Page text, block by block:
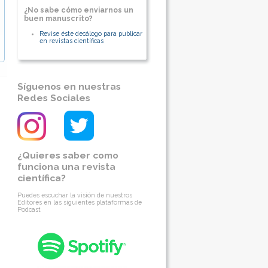
¿No sabe cómo enviarnos un
buen manuscrito?
Revise éste decálogo para publicar
en revistas científicas
Síguenos en nuestras
Redes Sociales
¿Quieres saber como
funciona una revista
científica?
Puedes escuchar la visión de nuestros
Editores en las siguientes plataformas de
Podcast